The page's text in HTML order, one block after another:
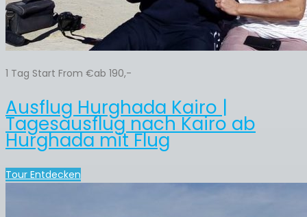
1 Tag Start From €ab 190,-
Ausflug Hurghada Kairo |
Tagesausflug nach Kairo ab
Hurghada mit Flug
Tour Entdecken